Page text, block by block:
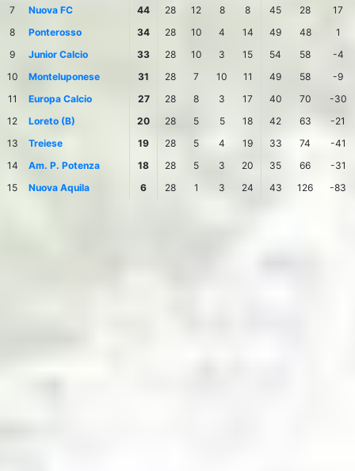
7
Nuova FC 44 28 12 8 8 45 28
17
8
Ponterosso 34 28 10 4 14 49 48
1
9
Junior Calcio 33 28 10 3 15 54 58
-4
10
Monteluponese 31 28 7 10 11 49 58
-9
11
Europa Calcio 27 28 8 3 17 40 70
-30
12
Loreto (B) 20 28 5 5 18 42 63
-21
13
Treiese 19 28 5 4 19 33 74
-41
14
Am. P. Potenza 18 28 5 3 20 35 66
-31
15
Nuova Aquila 6 28 1 3 24 43 126 -83